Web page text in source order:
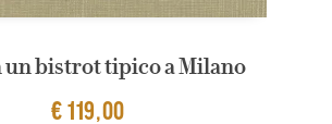
un bistrot tipico a Milano
€ 119,00